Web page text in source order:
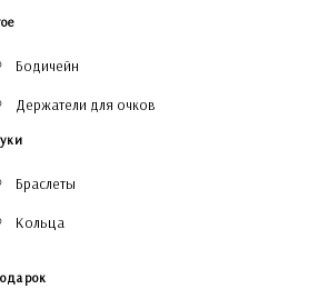
Бодичейн
Держатели для очков
Браслеты
Кольца